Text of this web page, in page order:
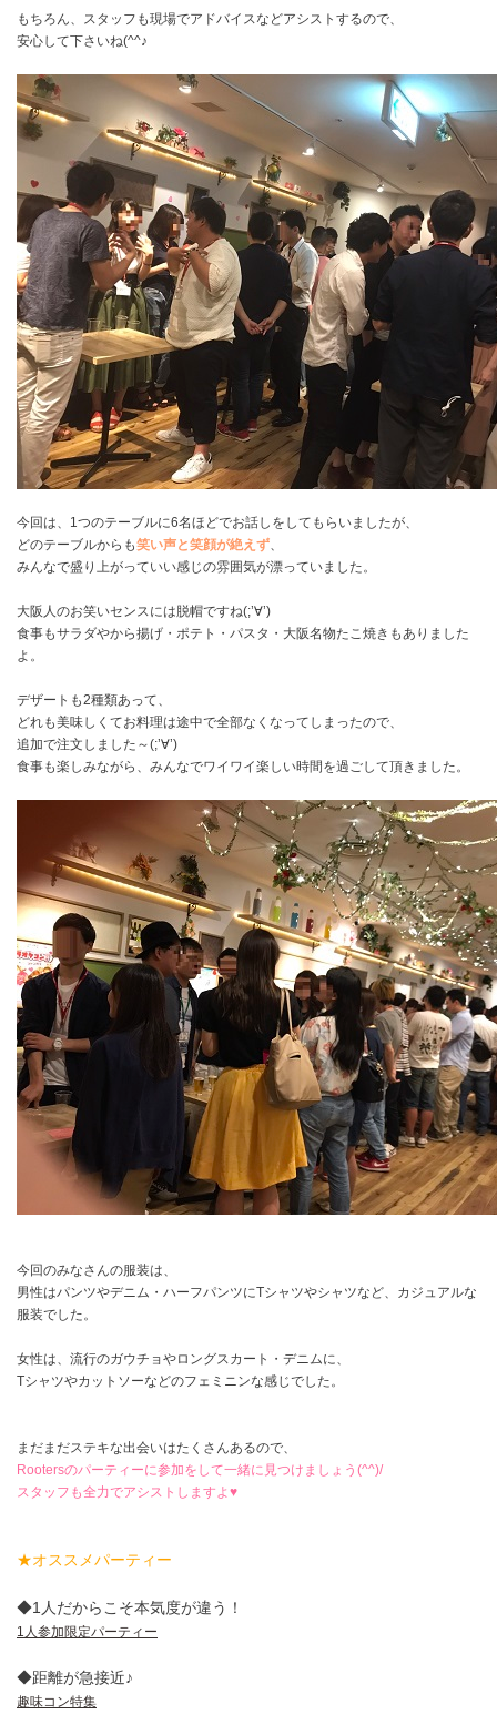
もちろん、スタッフも現場でアドバイスなどアシストするので、
安心して下さいね(^^♪
今回は、1つのテーブルに6名ほどでお話しをしてもらいましたが、
どのテーブルからも笑い声と笑顔が絶えず、
みんなで盛り上がっていい感じの雰囲気が漂っていました。
大阪人のお笑いセンスには脱帽ですね(;’∀’)
食事もサラダやから揚げ・ポテト・パスタ・大阪名物たこ焼きもありました
よ。
デザートも2種類あって、
どれも美味しくてお料理は途中で全部なくなってしまったので、
追加で注文しました～(;’∀’)
食事も楽しみながら、みんなでワイワイ楽しい時間を過ごして頂きました。
今回のみなさんの服装は、
男性はパンツやデニム・ハーフパンツにTシャツやシャツなど、カジュアルな
服装でした。
女性は、流行のガウチョやロングスカート・デニムに、
Tシャツやカットソーなどのフェミニンな感じでした。
まだまだステキな出会いはたくさんあるので、
Rootersのパーティーに参加をして一緒に見つけましょう(^^)/
スタッフも全力でアシストしますよ♥
★オススメパーティー
◆1人だからこそ本気度が違う！
1人参加限定パーティー
◆距離が急接近♪
趣味コン特集